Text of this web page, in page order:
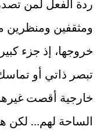
ردة الفعل لمن
ومثقفين ومنظرين
خروجها، إذ جزء
تبصر ذاتي أو
خارجية أقصت
الساحة لهم… لكن